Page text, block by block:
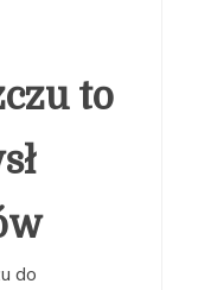
to
do